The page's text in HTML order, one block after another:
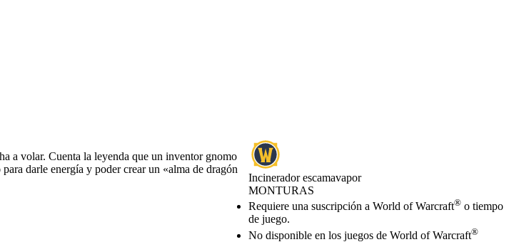
Incinerador escamavapor
MONTURAS
Precio
Available actions
Requiere una suscripción a World of Warcraft® o tiempo
de juego.
No disponible en los juegos de World of Warcraft®
a volar. Cuenta la leyenda que un inventor gnomo
darle energía y poder crear un «alma de dragón